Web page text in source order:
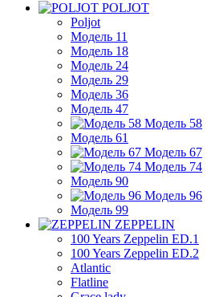
POLJOT
Poljot
Модель 11
Модель 18
Модель 24
Модель 29
Модель 36
Модель 47
Модель 58
Модель 61
Модель 67
Модель 74
Модель 90
Модель 96
Модель 99
ZEPPELIN
100 Years Zeppelin ED.1
100 Years Zeppelin ED.2
Atlantic
Flatline